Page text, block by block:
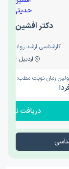
دکتر افشین
کارشناسی ارشد
اردبیل - والی
زمان نوبت مطب:
دریافت نوبت